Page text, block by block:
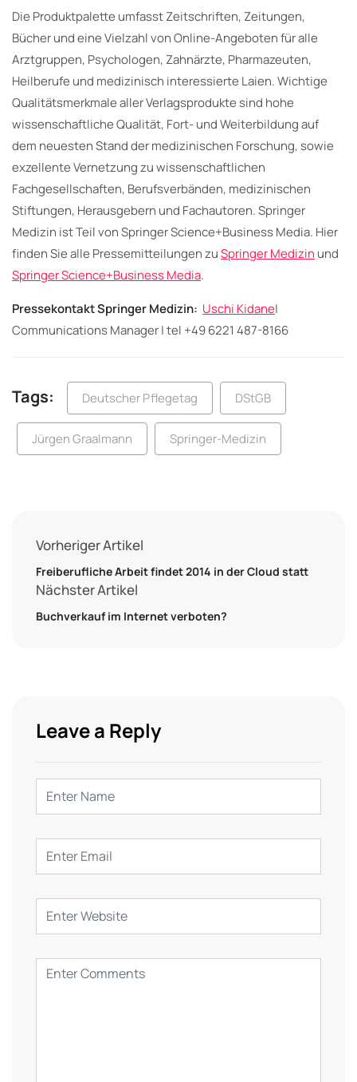
Die Produktpalette umfasst Zeitschriften, Zeitungen,
Bücher und eine Vielzahl von Online-Angeboten für alle
Arztgruppen, Psychologen, Zahnärzte, Pharmazeuten,
Heilberufe und medizinisch interessierte Laien. Wichtige
Qualitätsmerkmale aller Verlagsprodukte sind hohe
wissenschaftliche Qualität, Fort- und Weiterbildung auf
dem neuesten Stand der medizinischen Forschung, sowie
exzellente Vernetzung zu wissenschaftlichen
Fachgesellschaften, Berufsverbänden, medizinischen
Stiftungen, Herausgebern und Fachautoren. Springer
Medizin ist Teil von Springer Science+Business Media. Hier
finden Sie alle Pressemitteilungen zuSpringer Medizin und
Springer Science+Business Media.
Pressekontakt Springer Medizin: Uschi Kidane|
Communications Manager | tel +49 6221 487-8166
Tags: Deutscher Pflegetag DStGB
Jürgen Graalmann Springer-Medizin
Vorheriger Artikel
Freiberufliche Arbeit findet 2014 in der Cloud statt
Nächster Artikel
Buchverkauf im Internet verboten?
Leave a Reply